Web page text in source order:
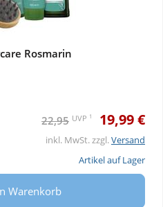
Rosmarin
22,95 UVP 1 19,99 €
inkl. MwSt. zzgl.Versand
Artikel auf Lager
Warenkorb